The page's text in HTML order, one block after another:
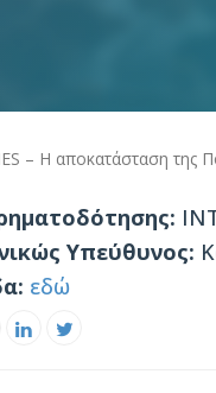
– Η αποκατάσταση της
Υπεύθυνος:
εδώ